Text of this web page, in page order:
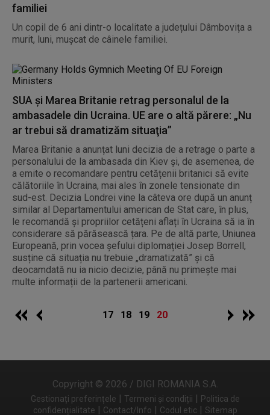
familiei
Un copil de 6 ani dintr-o localitate a județului Dâmbovița a
murit, luni, mușcat de câinele familiei.
SUA și Marea Britanie retrag personalul de la
ambasadele din Ucraina. UE are o altă părere: „Nu
ar trebui să dramatizăm situaţia”
Marea Britanie a anunțat luni decizia de a retrage o parte a
personalului de la ambasada din Kiev și, de asemenea, de
a emite o recomandare pentru cetățenii britanici să evite
călătoriile în Ucraina, mai ales în zonele tensionate din
sud-est. Decizia Londrei vine la câteva ore după un anunț
similar al Departamentului american de Stat care, în plus,
le recomandă și propriilor cetățeni aflați în Ucraina să ia în
considerare să părăsească țara. Pe de altă parte, Uniunea
Europeană, prin vocea șefului diplomației Josep Borrell,
susține că situația nu trebuie „dramatizată” și că
deocamdată nu ia nicio decizie, până nu primește mai
multe informații de la partenerii americani.
17 18 19 20
Copyright © 2026 / DIGI ROMANIA S.A.
Gestionați preferințele | Termeni și condiții | Politica de
confidențialitate | Contact/Info | Codul etic | Sitemap